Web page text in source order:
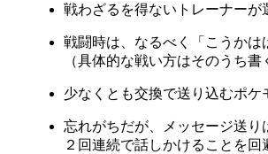
戦わざるを得ないトレーナーが
戦闘時は、なるべく「こうかは
（具体的な戦い方はそのうち書
少なくとも交換で送り込むポケ
忘れがちだが、メッセージ送り
２回連続で話しかけることを回